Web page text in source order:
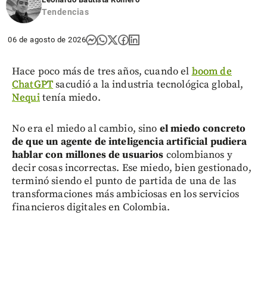
Tendencias
06 de agosto de 2026
Hace poco más de tres años, cuando el boom de
ChatGPTsacudió a la industria tecnológica global,
Nequitenía miedo.
No era el miedo al cambio, sino el miedo concreto
de que un agente de inteligencia artificial pudiera
hablar con millones de usuarios colombianos y
decir cosas incorrectas. Ese miedo, bien gestionado,
terminó siendo el punto de partida de una de las
transformaciones más ambiciosas en los servicios
financieros digitales en Colombia.